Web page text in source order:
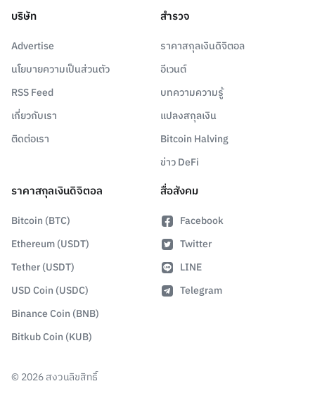
บริษัท
Advertise
นโยบายความเป็นส่วนตัว
RSS Feed
เกี่ยวกับเรา
ติดต่อเรา
สำรวจ
ราคาสกุลเงินดิจิตอล
อีเวนต์
บทความความรู้
แปลงสกุลเงิน
Bitcoin Halving
ข่าว DeFi
ราคาสกุลเงินดิจิตอล
Bitcoin (BTC)
Ethereum (USDT)
Tether (USDT)
USD Coin (USDC)
Binance Coin (BNB)
Bitkub Coin (KUB)
สื่อสังคม
Facebook
Twitter
LINE
Telegram
© 2026สงวนลิขสิทธิ์